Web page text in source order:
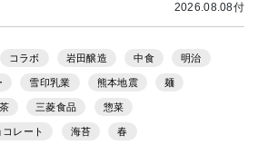
2026.08.08付
コラボ 岩田醸造 中食 明治
雪印乳業 熊本地震 麺
三菱食品 惣菜
コレート 海苔 春